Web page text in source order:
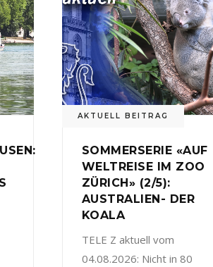
AKTUELL BEITRAG
SOMMERSERIE «AUF
WELTREISE IM ZOO
ZÜRICH» (2/5):
AUSTRALIEN- DER
KOALA
TELE Z aktuell vom
04.08.2026: Nicht in 80